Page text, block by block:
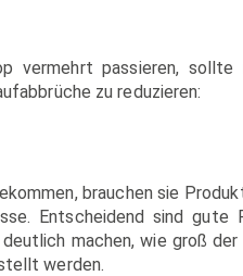
vermehrt passieren, sollte
zu reduzieren:
brauchen sie
Entscheidend sind
machen, wie groß
werden.